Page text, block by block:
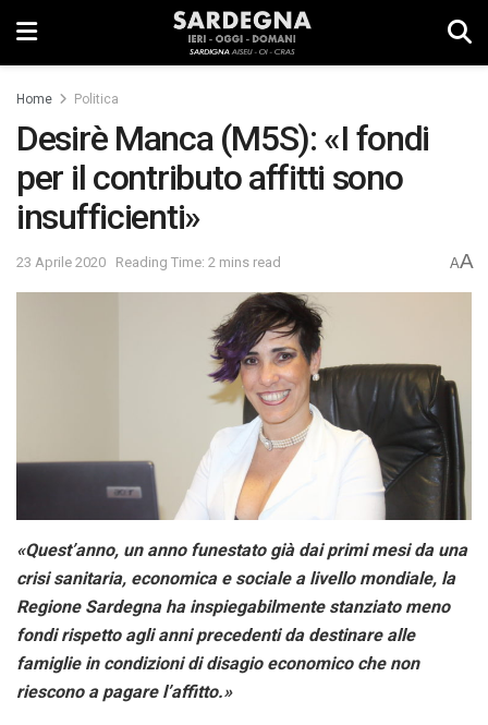
Home Politica
Desirè Manca (M5S): «I fondi
per il contributo affitti sono
insufficienti»
23 Aprile 2020 Reading Time: 2 mins read AA
«Quest’anno, un anno funestato già dai primi mesi da una
crisi sanitaria, economica e sociale a livello mondiale, la
Regione Sardegna ha inspiegabilmente stanziato meno
fondi rispetto agli anni precedenti da destinare alle
famiglie in condizioni di disagio economico che non
riescono a pagare l’affitto.»